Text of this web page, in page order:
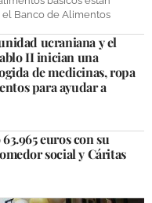
Banco de Alimentos
ucraniana y el
II inician una
de medicinas, ropa
para ayudar a
euros con su
social y Cáritas